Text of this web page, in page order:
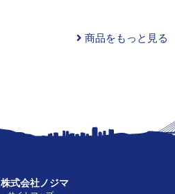
商品をもっと見る
株式会社ノジマ